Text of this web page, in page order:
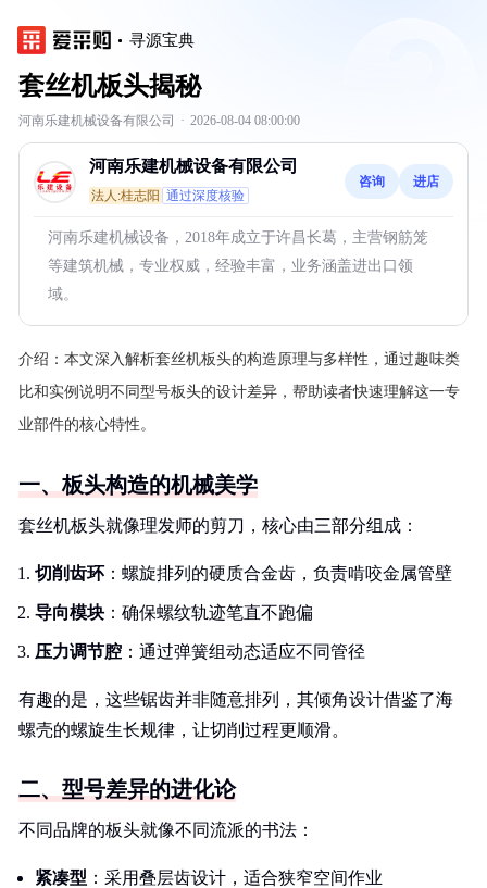
寻源宝典
套丝机板头揭秘
河南乐建机械设备有限公司 · 2026-08-04 08:00:00
河南乐建机械设备有限公司
法人:桂志阳 通过深度核验
咨询 进店
河南乐建机械设备，2018年成立于许昌长葛，主营钢筋笼
等建筑机械，专业权威，经验丰富，业务涵盖进出口领
域。
介绍： 本文深入解析套丝机板头的构造原理与多样性，通过趣味类
比和实例说明不同型号板头的设计差异，帮助读者快速理解这一专
业部件的核心特性。
一、板头构造的机械美学
套丝机板头就像理发师的剪刀，核心由三部分组成：
切削齿环 ：螺旋排列的硬质合金齿，负责啃咬金属管壁
导向模块 ：确保螺纹轨迹笔直不跑偏
压力调节腔 ：通过弹簧组动态适应不同管径
有趣的是，这些锯齿并非随意排列，其倾角设计借鉴了海
螺壳的螺旋生长规律，让切削过程更顺滑。
二、型号差异的进化论
不同品牌的板头就像不同流派的书法：
紧凑型 ：采用叠层齿设计，适合狭窄空间作业